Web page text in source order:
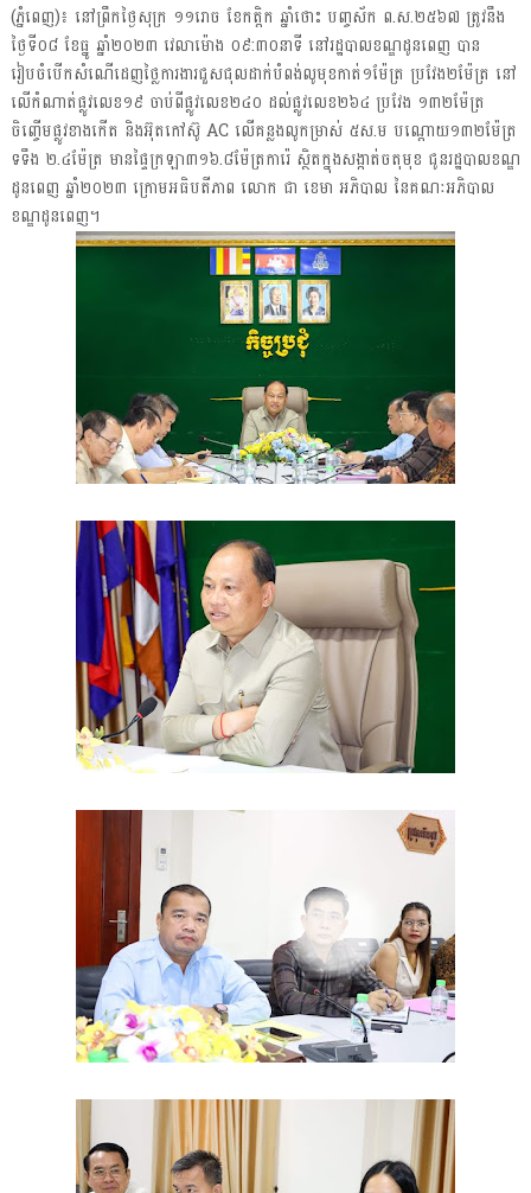
(ភ្នំពេញ)៖ នៅព្រឹកថ្ងៃសុក្រ ១១រោច ខែកត្តិក ឆ្នាំថោះ បញ្ចស័ក ព.ស.២៥៦៧ ត្រូវនឹង
ថ្ងៃទី០៨ ខែធ្នូ ឆ្នាំ២០២៣ វេលាម៉ោង ០៩:៣០នាទី នៅរដ្ឋបាលខណ្ឌដូនពេញ បាន
រៀបចំបើកសំណើដេញថ្លៃការងារជួសជុលដាក់បំពង់លូមុខកាត់១ម៉ែត្រ ប្រវែង២ម៉ែត្រ នៅ
លើកំណាត់ផ្លូវលេខ១៩ ចាប់ពីផ្លូវលេខ២៤០ ដល់ផ្លូវលេខ២៦៤ ប្រវែង ១៣២ម៉ែត្រ
ចិញ្ចើមផ្លូវខាងកើត និងអ៊ុតកៅស៊ូ AC លើគន្លងលូកម្រាស់ ៥ស.ម បណ្ដោយ១៣២ម៉ែត្រ
ទទឹង ២.៤ម៉ែត្រ មានផ្ទៃក្រឡា៣១៦.៨ម៉ែត្រការ៉េ ស្ថិតក្នុងសង្កាត់ចតុមុខ ជូនរដ្ឋបាលខណ្ឌ
ដូនពេញ ឆ្នាំ២០២៣ ក្រោមអធិបតីភាព លោក ជា ខេមា អភិបាល នៃគណៈអភិបាល
ខណ្ឌដូនពេញ។